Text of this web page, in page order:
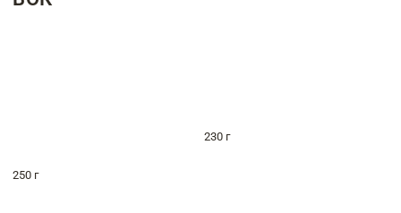
230 г
250 г